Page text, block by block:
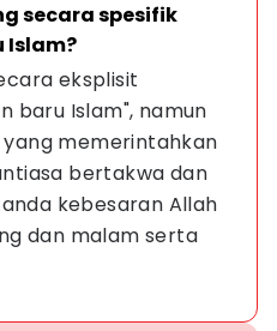
secara spesifik
Islam?
eksplisit
baru Islam", namun
memerintahkan
bertakwa dan
kebesaran Allah
dan malam serta